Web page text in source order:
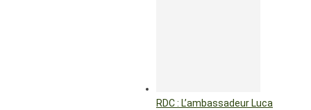
RDC : L’ambassadeur Luca